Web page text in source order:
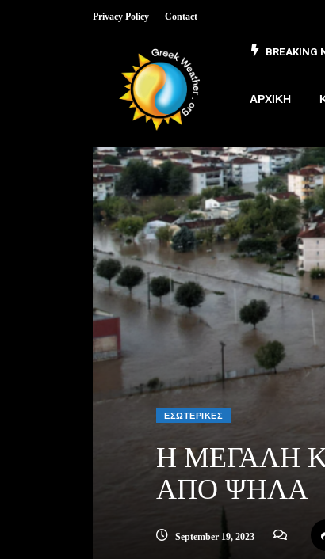
Privacy Policy Contact
BREAKING
ΑΡΧΙΚΗ
ΕΣΩΤΕΡΙΚΕΣ
Η ΜΕΓΑΛΗ
ΑΠΟ ΨΗΛΑ
September 19, 2023